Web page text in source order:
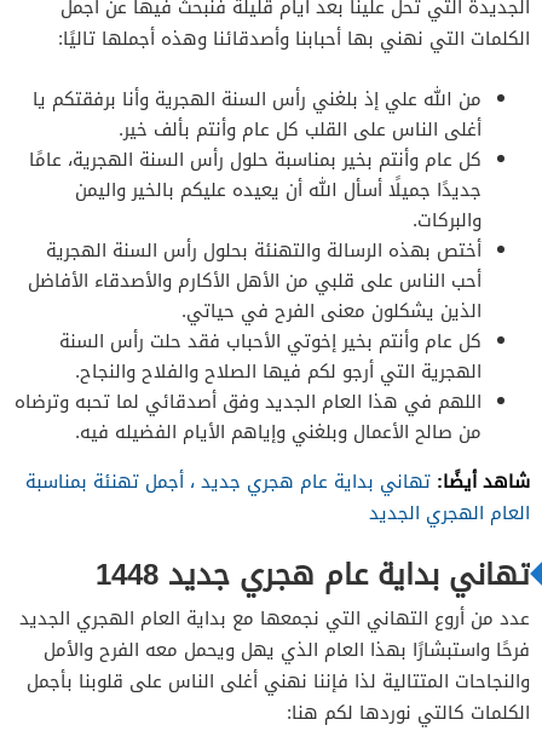
الجديدة التي تحل علينا بعد أيام قليلة فنبحث فيها عن أجمل
الكلمات التي نهني بها أحبابنا وأصدقائنا وهذه أجملها تاليًا:
من الله علي إذ بلغني رأس السنة الهجرية وأنا برفقتكم يا
أغلى الناس على القلب كل عام وأنتم بألف خير.
كل عام وأنتم بخير بمناسبة حلول رأس السنة الهجرية، عامًا
جديدًا جميلًا أسأل الله أن يعيده عليكم بالخير واليمن
والبركات.
أختص بهذه الرسالة والتهنئة بحلول رأس السنة الهجرية
أحب الناس على قلبي من الأهل الأكارم والأصدقاء الأفاضل
الذين يشكلون معنى الفرح في حياتي.
كل عام وأنتم بخير إخوتي الأحباب فقد حلت رأس السنة
الهجرية التي أرجو لكم فيها الصلاح والفلاح والنجاح.
اللهم في هذا العام الجديد وفق أصدقائي لما تحبه وترضاه
من صالح الأعمال وبلغني وإياهم الأيام الفضيله فيه.
شاهد أيضًا: تهاني بداية عام هجري جديد ، أجمل تهنئة بمناسبة
العام الهجري الجديد
تهاني بداية عام هجري جديد 1448
عدد من أروع التهاني التي نجمعها مع بداية العام الهجري الجديد
فرحًا واستبشارًا بهذا العام الذي يهل ويحمل معه الفرح والأمل
والنجاحات المتتالية لذا فإننا نهني أغلى الناس على قلوبنا بأجمل
الكلمات كالتي نوردها لكم هنا: